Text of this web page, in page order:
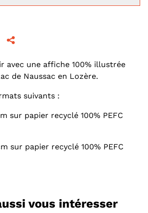
avec une affiche 100% illustrée
de Naussac en Lozère.
suivants :
sur papier recyclé 100% PEFC
sur papier recyclé 100% PEFC
vous intéresser